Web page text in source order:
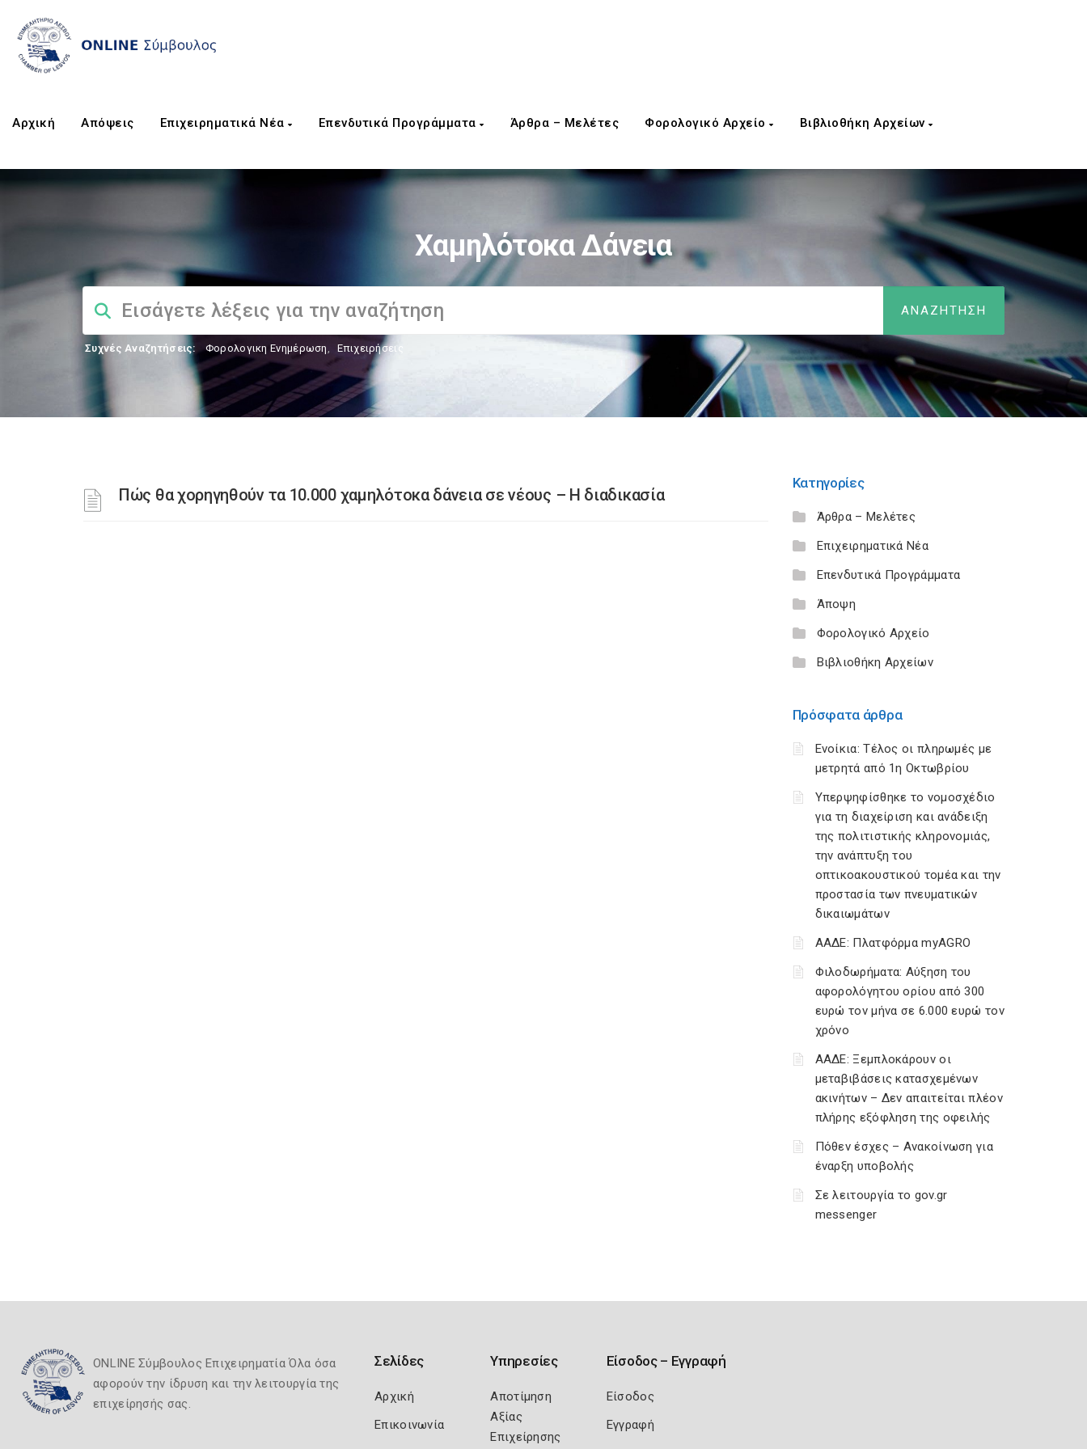
Αρχική Απόψεις Επιχειρηματικά Νέα Επενδυτικά Προγράμματα Άρθρα – Μελέτες Φορολογικό Αρχείο Βιβλιοθήκη Αρχείων
Χαμηλότοκα Δάνεια
Συχνές Αναζητήσεις: Φορολογικη Ενημέρωση, Επιχειρήσεις
Πώς θα χορηγηθούν τα 10.000 χαμηλότοκα δάνεια σε νέους – Η διαδικασία
Κατηγορίες
Άρθρα – Μελέτες
Επιχειρηματικά Νέα
Επενδυτικά Προγράμματα
Άποψη
Φορολογικό Αρχείο
Βιβλιοθήκη Αρχείων
Πρόσφατα άρθρα
Ενοίκια: Τέλος οι πληρωμές με
μετρητά από 1η Οκτωβρίου
Υπερψηφίσθηκε το νομοσχέδιο
για τη διαχείριση και ανάδειξη
της πολιτιστικής κληρονομιάς,
την ανάπτυξη του
οπτικοακουστικού τομέα και την
προστασία των πνευματικών
δικαιωμάτων
ΑΑΔΕ: Πλατφόρμα myAGRO
Φιλοδωρήματα: Αύξηση του
αφορολόγητου ορίου από 300
ευρώ τον μήνα σε 6.000 ευρώ τον
χρόνο
ΑΑΔΕ: Ξεμπλοκάρουν οι
μεταβιβάσεις κατασχεμένων
ακινήτων – Δεν απαιτείται πλέον
πλήρης εξόφληση της οφειλής
Πόθεν έσχες – Ανακοίνωση για
έναρξη υποβολής
Σε λειτουργία το gov.gr
messenger
ONLINE Σύμβουλος Επιχειρηματία Όλα όσα
αφορούν την ίδρυση και την λειτουργία της
επιχείρησής σας.
Σελίδες
Αρχική
Επικοινωνία
Υπηρεσίες
Αποτίμηση
Αξίας
Επιχείρησης
Είσοδος – Εγγραφή
Είσοδος
Εγγραφή